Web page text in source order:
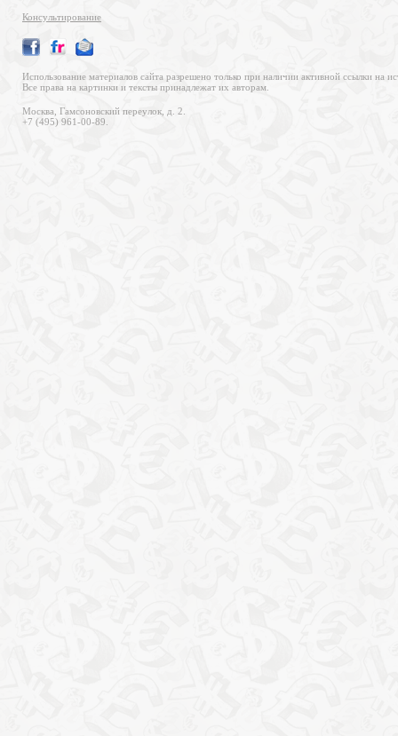
Консультирование
Использование материалов сайта разрешено только при наличии активной ссылки на
Все права на картинки и тексты принадлежат их авторам.
Москва, Гамсоновский переулок, д. 2.
+7 (495) 961-00-89.